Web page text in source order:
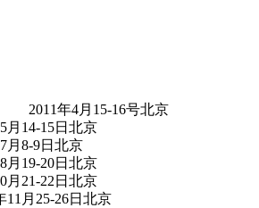
2011年4月15-16号北京
14-15日北京
8-9日北京
19-20日北京
21-22日北京
月25-26日北京